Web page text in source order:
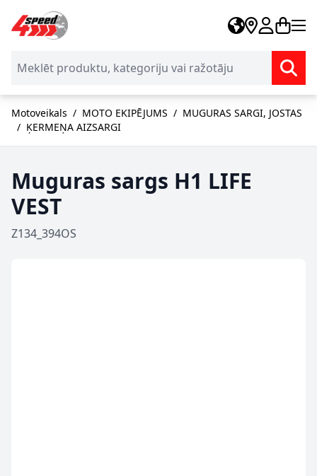
Skip to Content
Motoveikals / MOTO EKIPĒJUMS / MUGURAS SARGI, JOSTAS
/ ĶERMEŅA AIZSARGI
Muguras sargs H1 LIFE
VEST
Z134_394OS